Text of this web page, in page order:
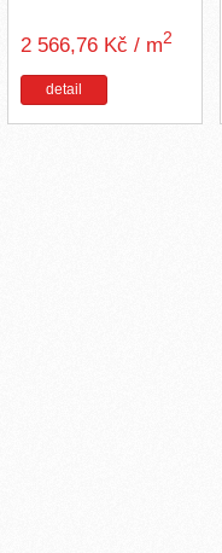
2 566,76 Kč / m2
detail